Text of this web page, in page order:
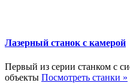
Лазерный станок с камерой
Первый из серии станком с
объекты Посмотреть станки »